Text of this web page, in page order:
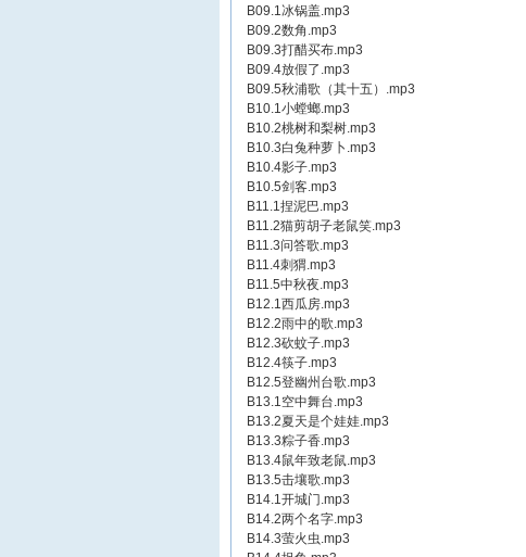
B09.1冰锅盖.mp3
B09.2数角.mp3
B09.3打醋买布.mp3
B09.4放假了.mp3
B09.5秋浦歌（其十五）.mp3
B10.1小螳螂.mp3
B10.2桃树和梨树.mp3
B10.3白兔种萝卜.mp3
B10.4影子.mp3
B10.5剑客.mp3
B11.1捏泥巴.mp3
B11.2猫剪胡子老鼠笑.mp3
B11.3问答歌.mp3
B11.4刺猬.mp3
B11.5中秋夜.mp3
B12.1西瓜房.mp3
B12.2雨中的歌.mp3
B12.3砍蚊子.mp3
B12.4筷子.mp3
B12.5登幽州台歌.mp3
B13.1空中舞台.mp3
B13.2夏天是个娃娃.mp3
B13.3粽子香.mp3
B13.4鼠年致老鼠.mp3
B13.5击壤歌.mp3
B14.1开城门.mp3
B14.2两个名字.mp3
B14.3萤火虫.mp3